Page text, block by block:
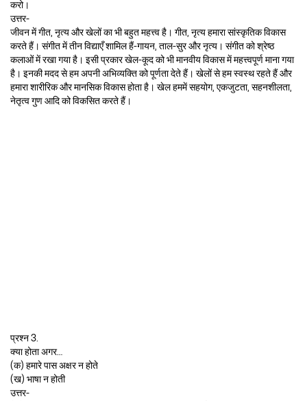
करो।
उत्तर-
जीवन में गीत, नृत्य और खेलों का भी बहुत महत्त्व है। गीत, नृत्य हमारा सांस्कृतिक विकास
करते हैं। संगीत में तीन विद्याएँ शामिल हैं-गायन, ताल-सुर और नृत्य। संगीत को श्रेष्ठ
कलाओं में रखा गया है। इसी प्रकार खेल-कूद को भी मानवीय विकास में महत्त्वपूर्ण माना गया
है। इनकी मदद से हम अपनी अभिव्यक्ति को पूर्णता देते हैं। खेलों से हम स्वस्थ रहते हैं और
हमारा शारीरिक और मानसिक विकास होता है। खेल हममें सहयोग, एकजुटता, सहनशीलता,
नेतृत्व गुण आदि को विकसित करते हैं।
प्रश्न 3.
क्या होता अगर…
(क) हमारे पास अक्षर न होते
(ख) भाषा न होती
उत्तर-